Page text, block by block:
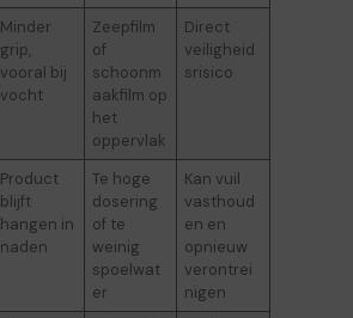
Minder
grip,
vooral bij
vocht
Zeepfilm
of
schoonm
aakfilm op
het
oppervlak
Direct
veiligheid
srisico
Product
blijft
hangen in
naden
Te hoge
dosering
of te
weinig
spoelwat
er
Kan vuil
vasthoud
en en
opnieuw
verontrei
nigen